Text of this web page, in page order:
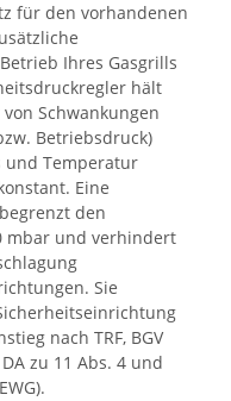
für den vorhandenen
Ihres Gasgrills
hält
Schwankungen
Betriebsdruck)
und Temperatur
Eine
den
mbar und verhindert
Sie
nach TRF, BGV
zu 11 Abs. 4 und